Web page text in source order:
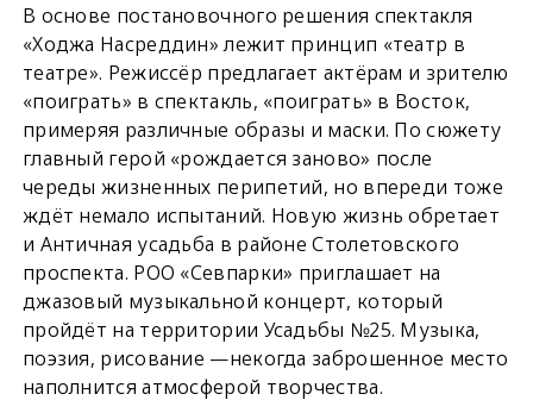
В основе постановочного решения спектакля
«Ходжа Насреддин» лежит принцип «театр в
театре». Режиссёр предлагает актёрам и зрителю
«поиграть» в спектакль, «поиграть» в Восток,
примеряя различные образы и маски. По сюжету
главный герой «рождается заново» после
череды жизненных перипетий, но впереди тоже
ждёт немало испытаний. Новую жизнь обретает
и Античная усадьба в районе Столетовского
проспекта. РОО «Севпарки» приглашает на
джазовый музыкальной концерт, который
пройдёт на территории Усадьбы №25. Музыка,
поэзия, рисование —некогда заброшенное место
наполнится атмосферой творчества.